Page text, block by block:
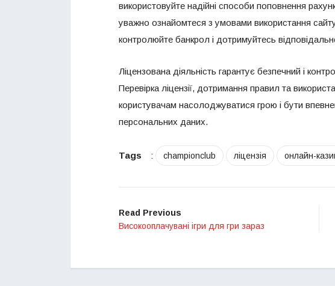
використовуйте надійні способи поповнення
уважно ознайомтеся з умовами використання
контролюйте банкрол і дотримуйтесь
Ліцензована діяльність гарантує безпечний і
Перевірка ліцензії, дотримання правил та
користувачам насолоджуватися грою і бути
персональних даних.
Tags : championclub ліцензія онлайн-
Read Previous
Високооплачувані ігри для гри зараз